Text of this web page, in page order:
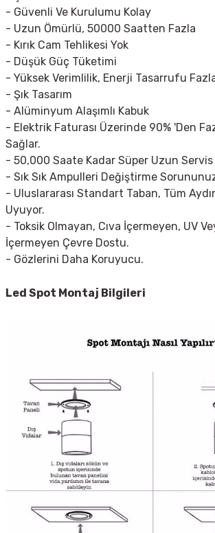
- Güvenli Ve Kurulumu Kolay
- Uzun Ömürlü, 50000 Saatten Fazla
- Kırık Cam Tehlikesi Yok
- Düşük Güç Tüketimi
- Yüksek Verimlilik, Enerji Tasarrufu
- Şık Tasarım
- Alüminyum Alaşımlı Kabuk
- Elektrik Faturası Üzerinde 90% 'Den
Sağlar.
- 50,000 Saate Kadar Süper Uzun Servis
- Sık Sık Ampulleri Değiştirme
- Uluslararası Standart Taban, Tüm
Uyuyor.
- Toksik Olmayan, Cıva İçermeyen, UV
İçermeyen Çevre Dostu.
- Gözlerini Daha Koruyucu.
Led Spot Montaj Bilgileri